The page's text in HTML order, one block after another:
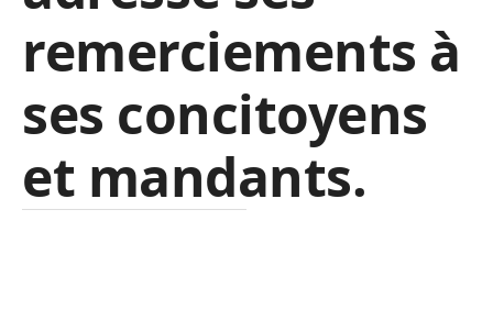
remerciements à
ses concitoyens
et mandants.